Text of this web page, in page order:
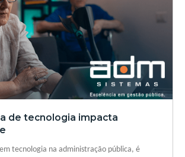
de tecnologia impacta
tecnologia na administração pública, é